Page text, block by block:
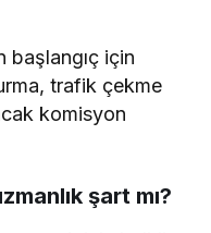
başlangıç için
trafik çekme
komisyon
şart mı?